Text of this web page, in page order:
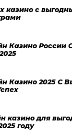
казино с
Казино России
Казино 2025 С
казино для
году